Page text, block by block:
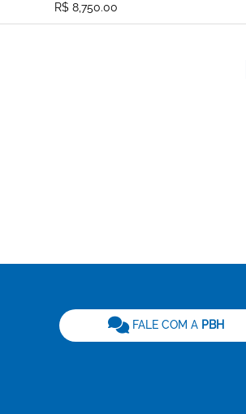
R$ 8,750.00
FALE COM A PBH